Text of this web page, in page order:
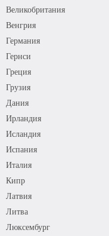
Великобритания
Венгрия
Германия
Гернси
Греция
Грузия
Дания
Ирландия
Исландия
Испания
Италия
Кипр
Латвия
Литва
Люксембург